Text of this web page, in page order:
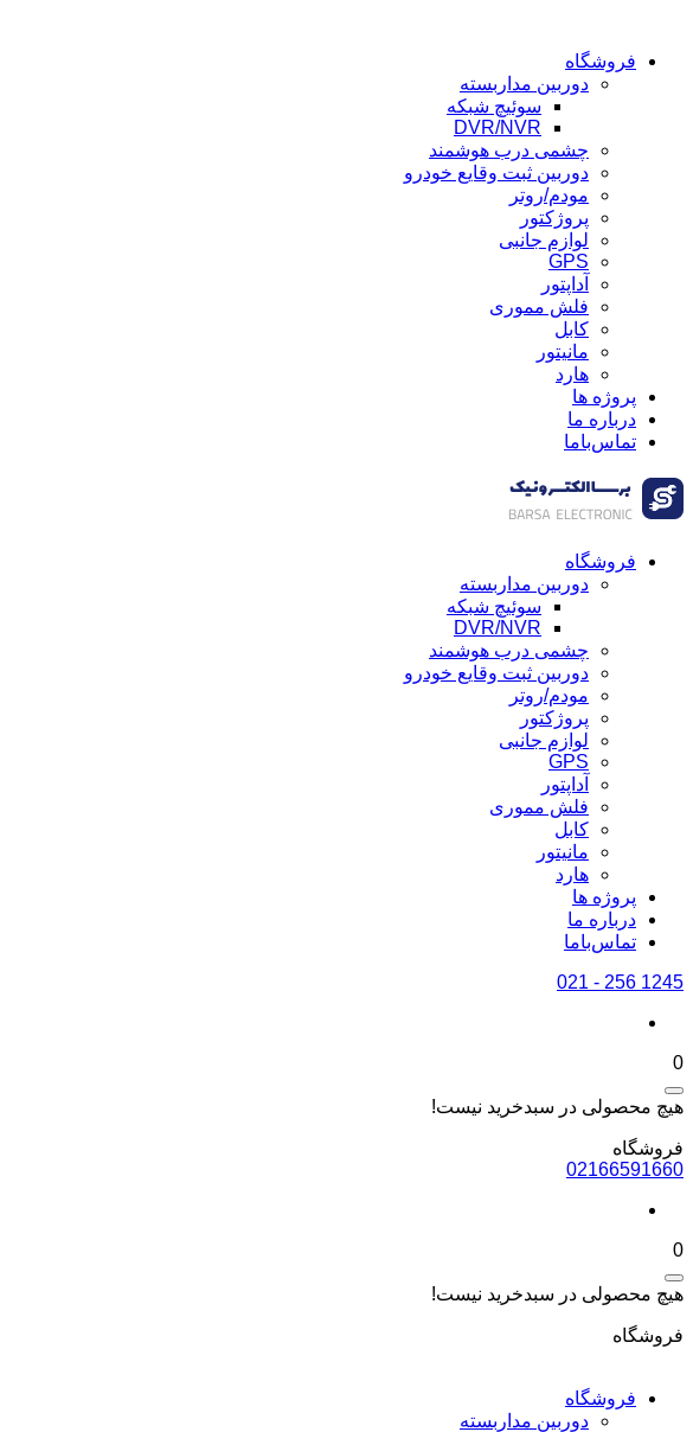
فروشگاه
دوربین مداربسته
سوئیچ شبکه
DVR/NVR
چشمی درب هوشمند
دوربین ثبت وقایع خودرو
مودم/روتر
پروژکتور
لوازم جانبی
GPS
آداپتور
فلش مموری
کابل
مانیتور
هارد
پروژه ها
درباره ما
تماس‌باما
فروشگاه
دوربین مداربسته
سوئیچ شبکه
DVR/NVR
چشمی درب هوشمند
دوربین ثبت وقایع خودرو
مودم/روتر
پروژکتور
لوازم جانبی
GPS
آداپتور
فلش مموری
کابل
مانیتور
هارد
پروژه ها
درباره ما
تماس‌باما
1245 256 - 021
0
هیچ محصولی در سبدخرید نیست!
فروشگاه
02166591660
0
هیچ محصولی در سبدخرید نیست!
فروشگاه
فروشگاه
دوربین مداربسته